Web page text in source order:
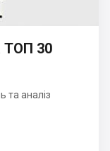
ТОП 30
та аналіз